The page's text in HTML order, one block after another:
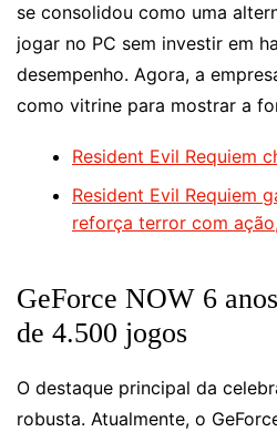
se consolidou como uma
jogar no PC sem investir em
desempenho. Agora, a
como vitrine para mostrar a
Resident Evil Requiem
Resident Evil Requiem
reforça terror com
GeForce NOW 6
de 4.500 jogos
O destaque principal da
robusta. Atualmente, o